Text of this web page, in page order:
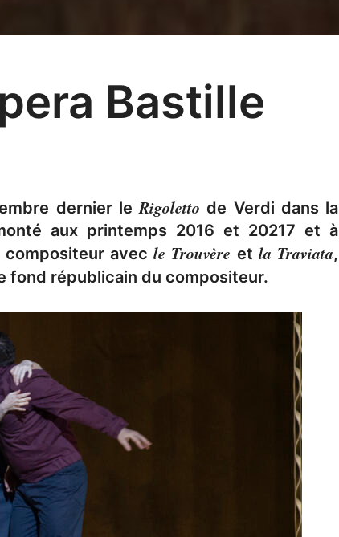
Bastille
dernier leRigoletto de Verdi dans la
aux printemps 2016 et 20217 et à
compositeur avecle Trouvère et la Traviata,
fond républicain du compositeur.